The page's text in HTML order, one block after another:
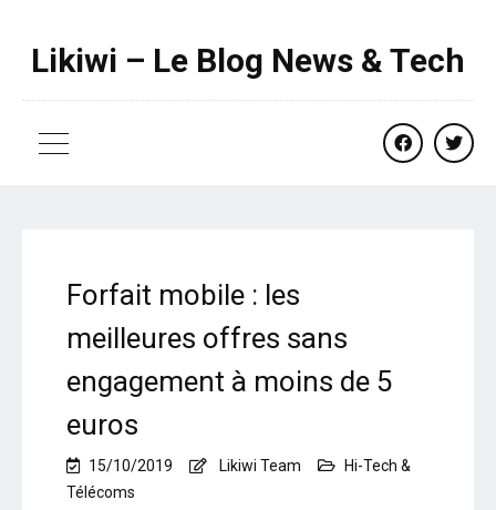
Likiwi – Le Blog News & Tech
facebook
Forfait mobile : les
meilleures offres sans
engagement à moins de 5
euros
15/10/2019 Likiwi Team
Hi-Tech &
Télécoms